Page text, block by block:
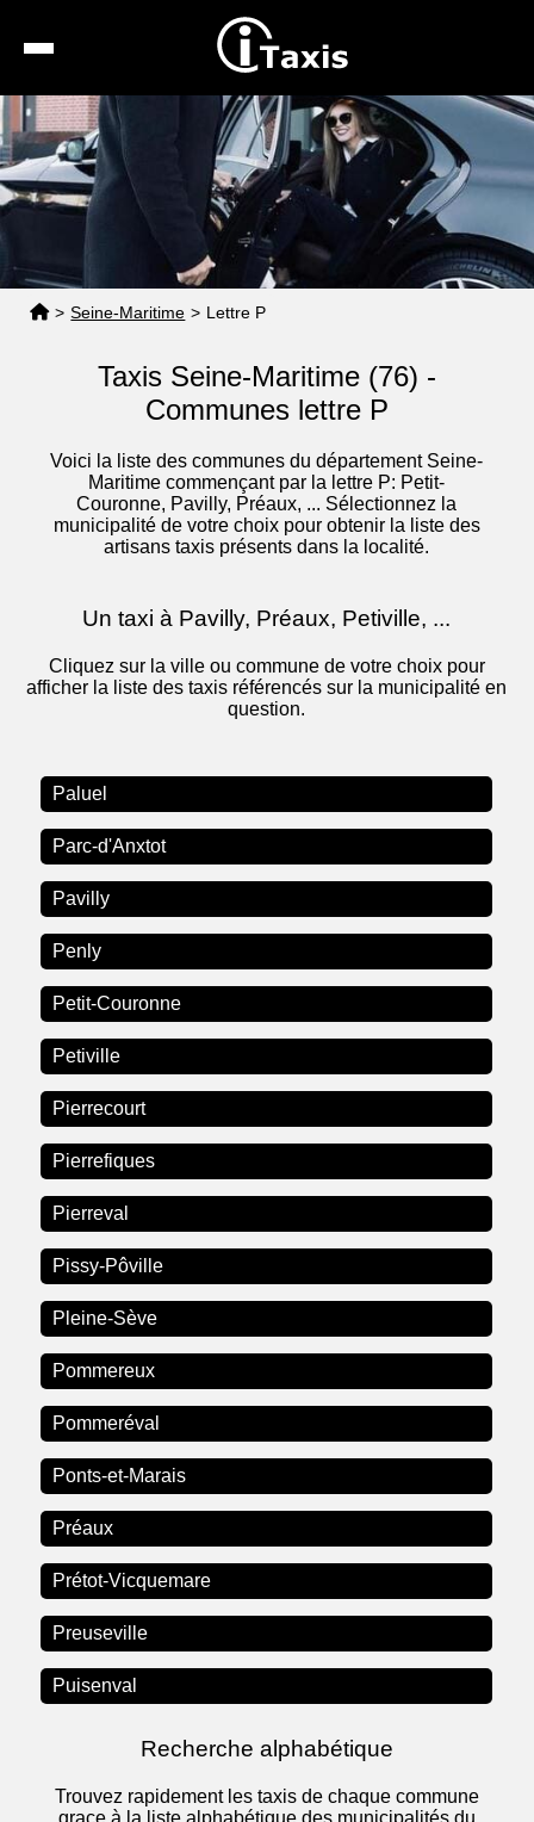
Recherche
Calcul de tarif
Taxis conventionnés
Espace pro
> Seine-Maritime > Lettre P
Taxis Seine-Maritime (76) -
Communes lettre P
Voici la liste des communes du département Seine-
Maritime commençant par la lettre P: Petit-
Couronne, Pavilly, Préaux, ... Sélectionnez la
municipalité de votre choix pour obtenir la liste des
artisans taxis présents dans la localité.
Un taxi à Pavilly, Préaux, Petiville, ...
Cliquez sur la ville ou commune de votre choix pour
afficher la liste des taxis référencés sur la municipalité en
question.
Paluel
Parc-d'Anxtot
Pavilly
Penly
Petit-Couronne
Petiville
Pierrecourt
Pierrefiques
Pierreval
Pissy-Pôville
Pleine-Sève
Pommereux
Pommeréval
Ponts-et-Marais
Préaux
Prétot-Vicquemare
Preuseville
Puisenval
Recherche alphabétique
Trouvez rapidement les taxis de chaque commune